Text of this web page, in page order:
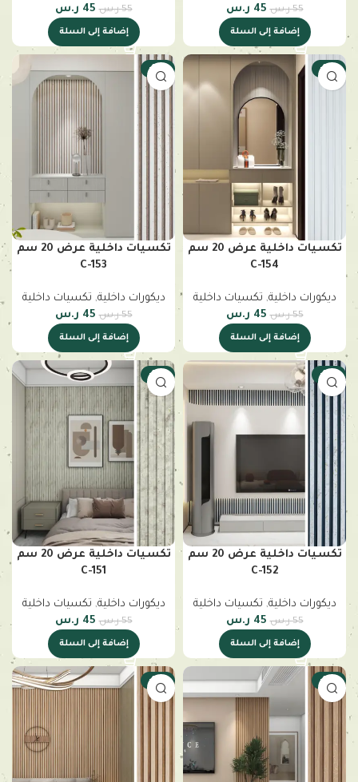
55 ر.س 45 ر.س
إضافة إلى السلة
55 ر.س 45 ر.س
إضافة إلى السلة
-18%
تكسيات داخلية عرض 20 سم
C-154
ديكورات داخلية, تكسيات داخلية
55 ر.س 45 ر.س
إضافة إلى السلة
-18%
تكسيات داخلية عرض 20 سم
C-153
ديكورات داخلية, تكسيات داخلية
55 ر.س 45 ر.س
إضافة إلى السلة
-18%
تكسيات داخلية عرض 20 سم
C-152
ديكورات داخلية, تكسيات داخلية
55 ر.س 45 ر.س
إضافة إلى السلة
-18%
تكسيات داخلية عرض 20 سم
C-151
ديكورات داخلية, تكسيات داخلية
55 ر.س 45 ر.س
إضافة إلى السلة
-18%
-18%